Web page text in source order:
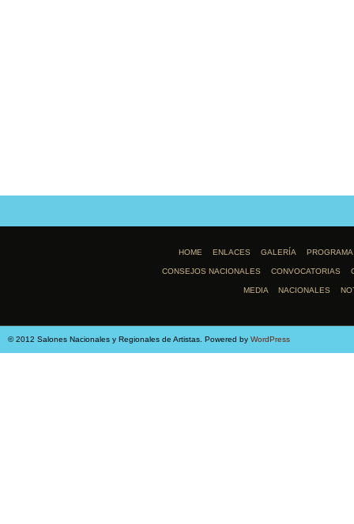
HOME ENLACES GALERÍA PROGRAMA
CONSEJOS NACIONALES CONVOCATORIAS
MEDIA NACIONALES
© 2012 Salones Nacionales y Regionales de Artistas. Powered by WordPress